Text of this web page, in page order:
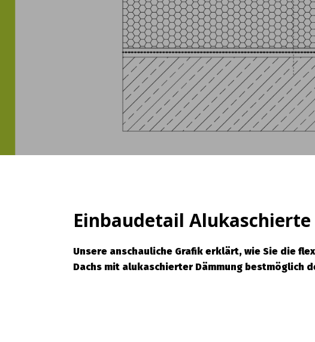
Einbaudetail
Unsere anschauliche Grafik erklärt, wie Sie die
Dachs mit alukaschierter Dämmung bestmöglich